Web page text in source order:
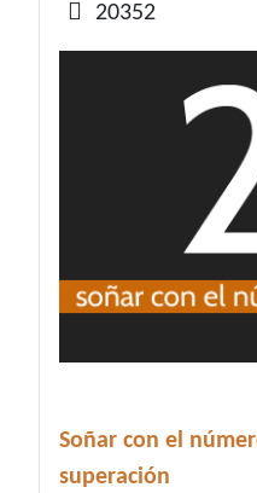
20352
Soñar con el
superación